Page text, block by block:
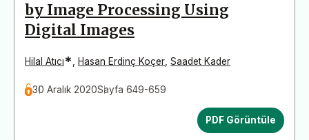
by Image Processing Using
Digital Images
Hilal Atıcı* Hasan Erdinç Koçer Saadet Kader
30 Aralık 2020Sayfa 649-659
PDF Görüntüle